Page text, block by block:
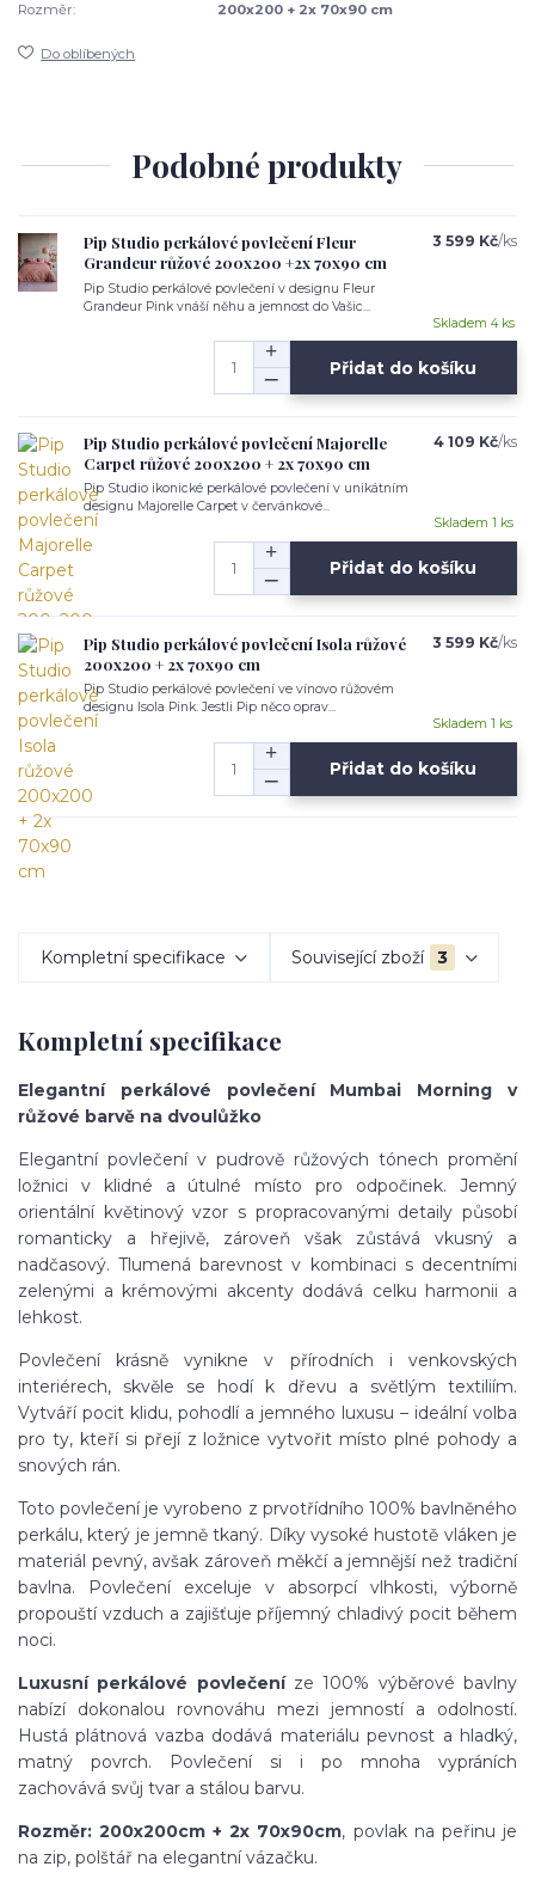
Rozměr:
200x200 + 2x 70x90 cm
Do oblíbených
Podobné produkty
Pip Studio perkálové povlečení Fleur
Grandeur růžové 200x200 +2x 70x90 cm
Pip Studio perkálové povlečení v designu Fleur
Grandeur Pink vnáší něhu a jemnost do Vašic...
3 599 Kč/ks
Skladem 4 ks
Přidat do košíku
Pip Studio perkálové povlečení Majorelle
Carpet růžové 200x200 + 2x 70x90 cm
Pip Studio ikonické perkálové povlečení v unikátním
designu Majorelle Carpet v červánkové...
4 109 Kč/ks
Skladem 1 ks
Přidat do košíku
Pip Studio perkálové povlečení Isola růžové
200x200 + 2x 70x90 cm
Pip Studio perkálové povlečení ve vínovo růžovém
designu Isola Pink. Jestli Pip něco oprav...
3 599 Kč/ks
Skladem 1 ks
Přidat do košíku
Kompletní specifikace Související zboží 3
Kompletní specifikace
Elegantní perkálové povlečení Mumbai Morning v
růžové barvě na dvoulůžko
Elegantní povlečení v pudrově růžových tónech promění
ložnici v klidné a útulné místo pro odpočinek. Jemný
orientální květinový vzor s propracovanými detaily působí
romanticky a hřejivě, zároveň však zůstává vkusný a
nadčasový. Tlumená barevnost v kombinaci s decentními
zelenými a krémovými akcenty dodává celku harmonii a
lehkost.
Povlečení krásně vynikne v přírodních i venkovských
interiérech, skvěle se hodí k dřevu a světlým textiliím.
Vytváří pocit klidu, pohodlí a jemného luxusu – ideální volba
pro ty, kteří si přejí z ložnice vytvořit místo plné pohody a
snových rán.
Toto povlečení je vyrobeno z prvotřídního 100% bavlněného
perkálu, který je jemně tkaný. Díky vysoké hustotě vláken je
materiál pevný, avšak zároveň měkčí a jemnější než tradiční
bavlna. Povlečení exceluje v absorpcí vlhkosti, výborně
propouští vzduch a zajišťuje příjemný chladivý pocit během
noci.
Luxusní perkálové povlečeníze 100% výběrové bavlny
nabízí dokonalou rovnováhu mezi jemností a odolností.
Hustá plátnová vazba dodává materiálu pevnost a hladký,
matný povrch. Povlečení si i po mnoha vypráních
zachovává svůj tvar a stálou barvu.
Rozměr: 200x200cm + 2x 70x90cm, povlak na peřinu je
na zip, polštář na elegantní vázačku.